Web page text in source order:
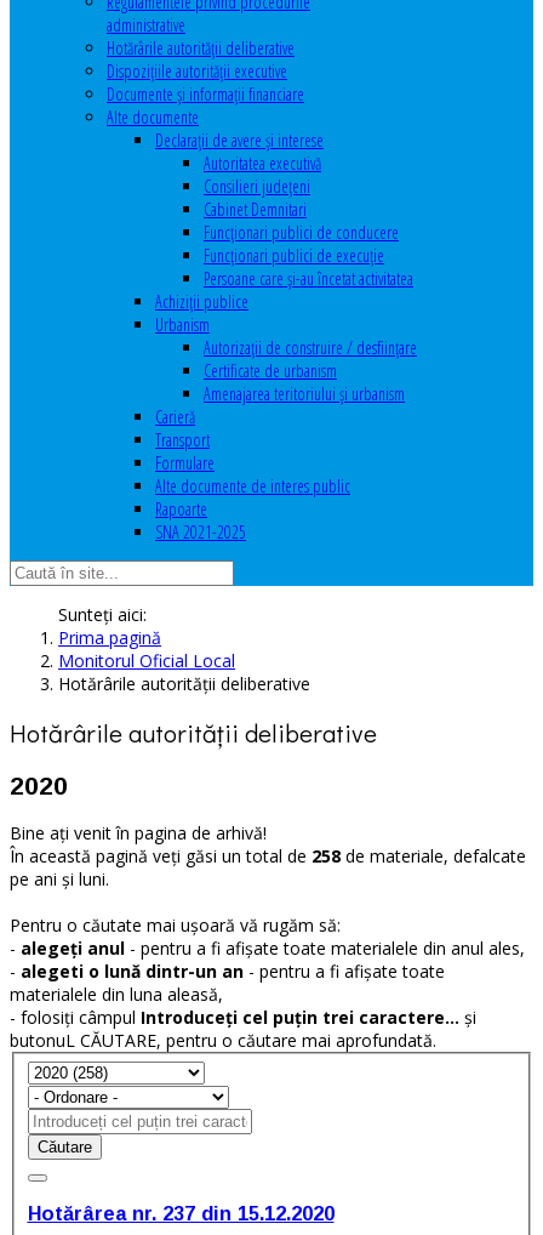
administrative
Hotărârile autorităţii deliberative
Dispoziţiile autorităţii executive
Documente şi informaţii financiare
Alte documente
Declaraţii de avere şi interese
Autoritatea executivă
Consilieri judeţeni
Cabinet Demnitari
Funcţionari publici de conducere
Funcționari publici de execuție
Persoane care şi-au încetat activitatea
Achiziţii publice
Urbanism
Autorizații de construire / desființare
Certificate de urbanism
Amenajarea teritoriului şi urbanism
Carieră
Transport
Formulare
Alte documente de interes public
Rapoarte
SNA 2021-2025
Sunteți aici:
Prima pagină
Monitorul Oficial Local
Hotărârile autorităţii deliberative
Hotărârile autorităţii deliberative
2020
Bine ați venit în pagina de arhivă!
În această pagină veți găsi un total de 258 de materiale, defalcate
pe ani și luni.
Pentru o căutate mai ușoară vă rugăm să:
- alegeți anul - pentru a fi afișate toate materialele din anul ales,
- alegeti o lună dintr-un an - pentru a fi afișate toate
materialele din luna aleasă,
- folosiți câmpul Introduceți cel puțin trei caractere... și
butonuL CĂUTARE, pentru o căutare mai aprofundată.
Căutare
Hotărârea nr. 237 din 15.12.2020